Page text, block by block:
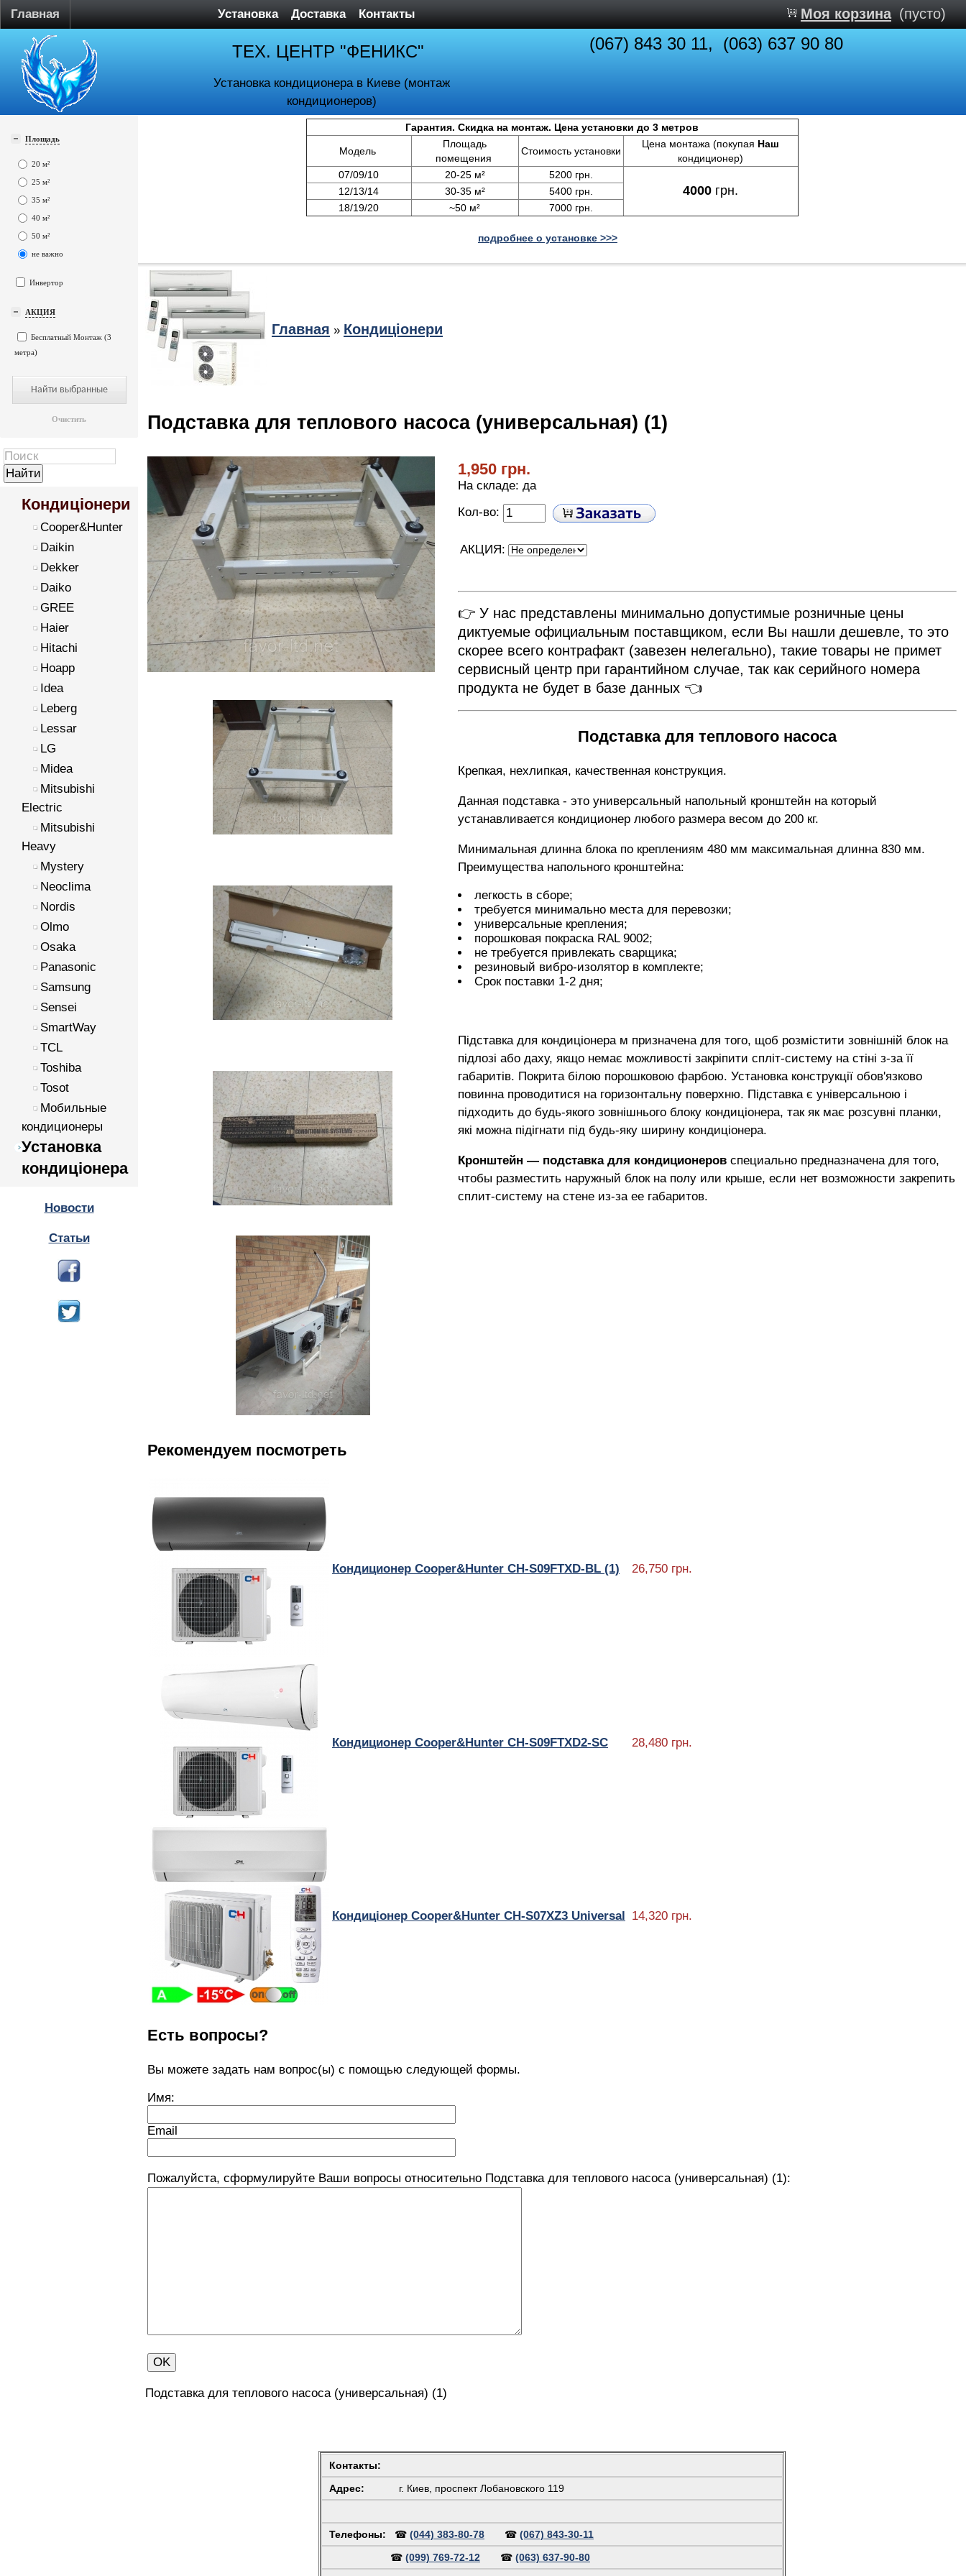
Главная Установка Доставка Контакты
ТЕХ. ЦЕНТР "ФЕНИКС"
Установка кондиционера в Киеве (монтаж
кондиционеров)
Моя корзина (пусто)
(067) 843 30 11, (063) 637 90 80
Площадь
20 м²
25 м²
35 м²
40 м²
50 м²
не важно
Инвертор
АКЦИЯ
Бесплатный Монтаж (3
метра)
Очистить
Кондиціонери
Cooper&Hunter
Daikin
Dekker
Daiko
GREE
Haier
Hitachi
Hoapp
Idea
Leberg
Lessar
LG
Midea
Mitsubishi
Electric
Mitsubishi
Heavy
Mystery
Neoclima
Nordis
Olmo
Osaka
Panasonic
Samsung
Sensei
SmartWay
TCL
Toshiba
Tosot
Мобильные
кондиционеры
Установка
кондиціонера
Новости
Статьи
Гарантия. Скидка на монтаж. Цена установки до 3 метров
Модель
Площадь
помещения
Стоимость установки
Цена монтажа (покупая Наш
кондиционер)
07/09/10
20-25 м² 5200 грн.
4000 грн.
12/13/14 30-35 м²
5400 грн.
18/19/20
~50 м² 7000 грн.
подробнее о установке >>>
Главная » Кондиціонери
Подставка для теплового насоса (универсальная) (1)
1,950 грн.
На складе: да
Кол-во:
АКЦИЯ:
👉 У нас представлены минимально допустимые розничные цены
диктуемые официальным поставщиком, если Вы нашли дешевле, то это
скорее всего контрафакт (завезен нелегально), такие товары не примет
сервисный центр при гарантийном случае, так как серийного номера
продукта не будет в базе данных 👈
Подставка для теплового насоса
Крепкая, нехлипкая, качественная конструкция.
Данная подставка - это универсальный напольный кронштейн на который
устанавливается кондиционер любого размера весом до 200 кг.
Минимальная длинна блока по креплениям 480 мм максимальная длинна 830 мм.
Преимущества напольного кронштейна:
легкость в сборе;
требуется минимально места для перевозки;
универсальные крепления;
порошковая покраска RAL 9002;
не требуется привлекать сварщика;
резиновый вибро-изолятор в комплекте;
Срок поставки 1-2 дня;
Підставка для кондиціонера м призначена для того, щоб розмістити зовнішній блок на
підлозі або даху, якщо немає можливості закріпити спліт-систему на стіні з-за її
габаритів. Покрита білою порошковою фарбою. Установка конструкції обов'язково
повинна проводитися на горизонтальну поверхню. Підставка є універсальною і
підходить до будь-якого зовнішнього блоку кондиціонера, так як має розсувні планки,
які можна підігнати під будь-яку ширину кондиціонера.
Кронштейн — подставка для кондиционеров специально предназначена для того,
чтобы разместить наружный блок на полу или крыше, если нет возможности закрепить
сплит-систему на стене из-за ее габаритов.
Рекомендуем посмотреть
Кондиционер Cooper&Hunter CH-S09FTXD-BL (1) 26,750 грн.
Кондиционер Cooper&Hunter CH-S09FTXD2-SC 28,480 грн.
Кондиціонер Cooper&Hunter CH-S07XZ3 Universal 14,320 грн.
Есть вопросы?
Вы можете задать нам вопрос(ы) с помощью следующей формы.
Имя:
Email
Пожалуйста, сформулируйте Ваши вопросы относительно Подставка для теплового насоса (универсальная) (1):
Подставка для теплового насоса (универсальная) (1)
Контакты:
Адрес:
г. Киев, проспект Лобановского 119
Телефоны: ☎ (044) 383-80-78 ☎ (067) 843-30-11
☎ (099) 769-72-12 ☎ (063) 637-90-80